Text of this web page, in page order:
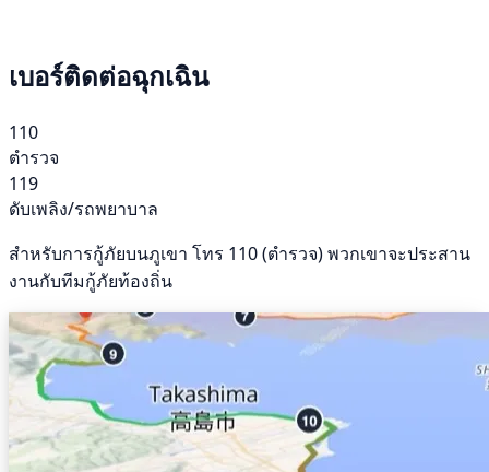
เบอร์ติดต่อฉุกเฉิน
110
ตำรวจ
119
ดับเพลิง/รถพยาบาล
สำหรับการกู้ภัยบนภูเขา โทร 110 (ตำรวจ) พวกเขาจะประสาน
งานกับทีมกู้ภัยท้องถิ่น